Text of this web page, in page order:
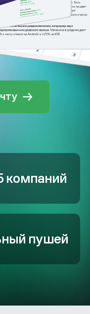
компаний
пушей